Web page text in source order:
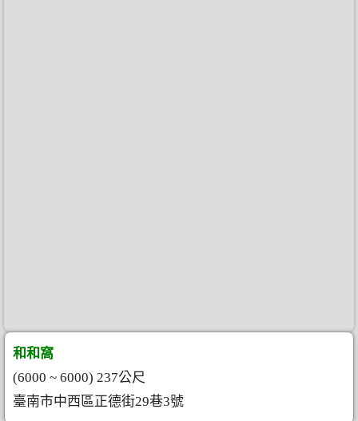
和和窩
(6000 ~ 6000) 237公尺
臺南市中西區正德街29巷3號